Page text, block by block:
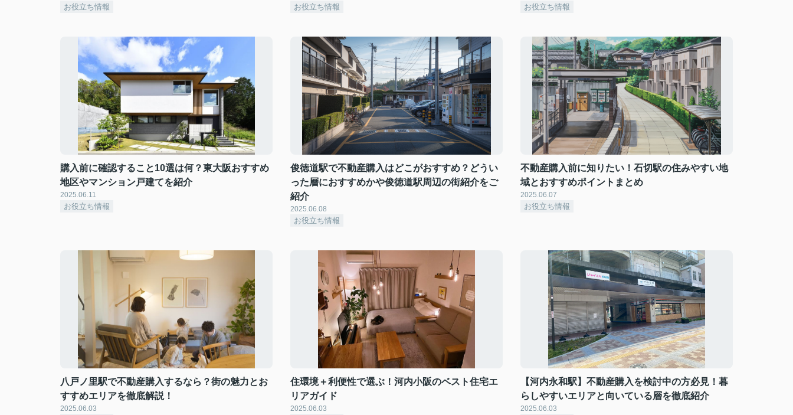
お役立ち情報 お役立ち情報 お役立ち情報
購入前に確認すること10選は何？東大阪おすすめ
地区やマンション戸建てを紹介
2025.06.11
お役立ち情報
俊徳道駅で不動産購入はどこがおすすめ？どうい
った層におすすめかや俊徳道駅周辺の街紹介をご
紹介
2025.06.08
お役立ち情報
不動産購入前に知りたい！石切駅の住みやすい地
域とおすすめポイントまとめ
2025.06.07
お役立ち情報
八戸ノ里駅で不動産購入するなら？街の魅力とお
すすめエリアを徹底解説！
2025.06.03
住環境＋利便性で選ぶ！河内小阪のベスト住宅エ
リアガイド
2025.06.03
【河内永和駅】不動産購入を検討中の方必見！暮
らしやすいエリアと向いている層を徹底紹介
2025.06.03